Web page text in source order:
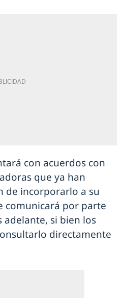
con acuerdos con
que ya han
de incorporarlo a su
comunicará por parte
adelante, si bien los
directamente